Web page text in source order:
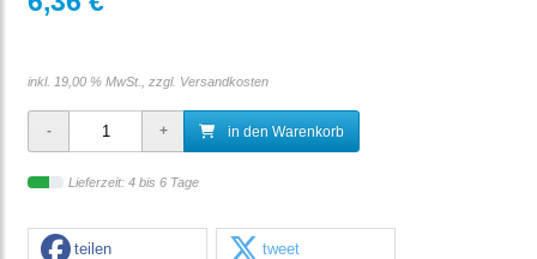
inkl. 19,00 % MwSt., zzgl. Versandkosten
in den Warenkorb
Lieferzeit: 4 bis 6 Tage
teilen tweet